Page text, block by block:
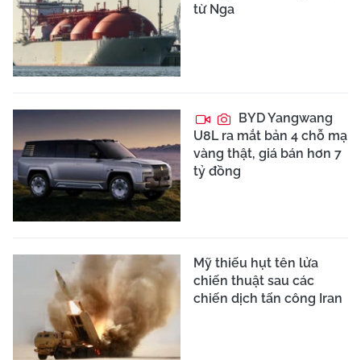
từ Nga
BYD Yangwang
U8L ra mắt bản 4 chỗ mạ
vàng thật, giá bán hơn 7
tỷ đồng
Mỹ thiếu hụt tên lửa
chiến thuật sau các
chiến dịch tấn công Iran